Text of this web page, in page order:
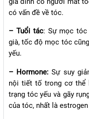
có vấn đề về tóc.
– Tuổi tác: Sự mọc tóc
già, tốc độ mọc tóc
yếu.
– Hormone: Sự suy
nội tiết tố trong cơ thể
trạng tóc yếu và gãy
của tóc, nhất là